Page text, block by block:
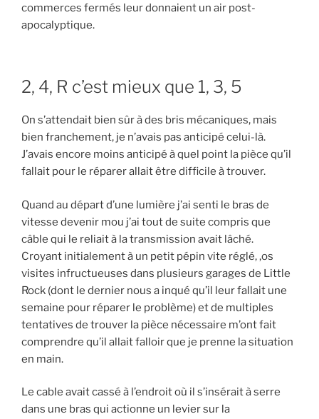
commerces fermés leur donnaient un air post-
apocalyptique.
2, 4, R c’est mieux que 1, 3, 5
On s’attendait bien sûr à des bris mécaniques, mais
bien franchement, je n’avais pas anticipé celui-là.
J’avais encore moins anticipé à quel point la pièce qu’il
fallait pour le réparer allait être difficile à trouver.
Quand au départ d’une lumière j’ai senti le bras de
vitesse devenir mou j’ai tout de suite compris que
câble qui le reliait à la transmission avait lâché.
Croyant initialement à un petit pépin vite réglé, ,os
visites infructueuses dans plusieurs garages de Little
Rock (dont le dernier nous a inqué qu’il leur fallait une
semaine pour réparer le problème) et de multiples
tentatives de trouver la pièce nécessaire m’ont fait
comprendre qu’il allait falloir que je prenne la situation
en main.
Le cable avait cassé à l’endroit où il s’insérait à serre
dans une bras qui actionne un levier sur la